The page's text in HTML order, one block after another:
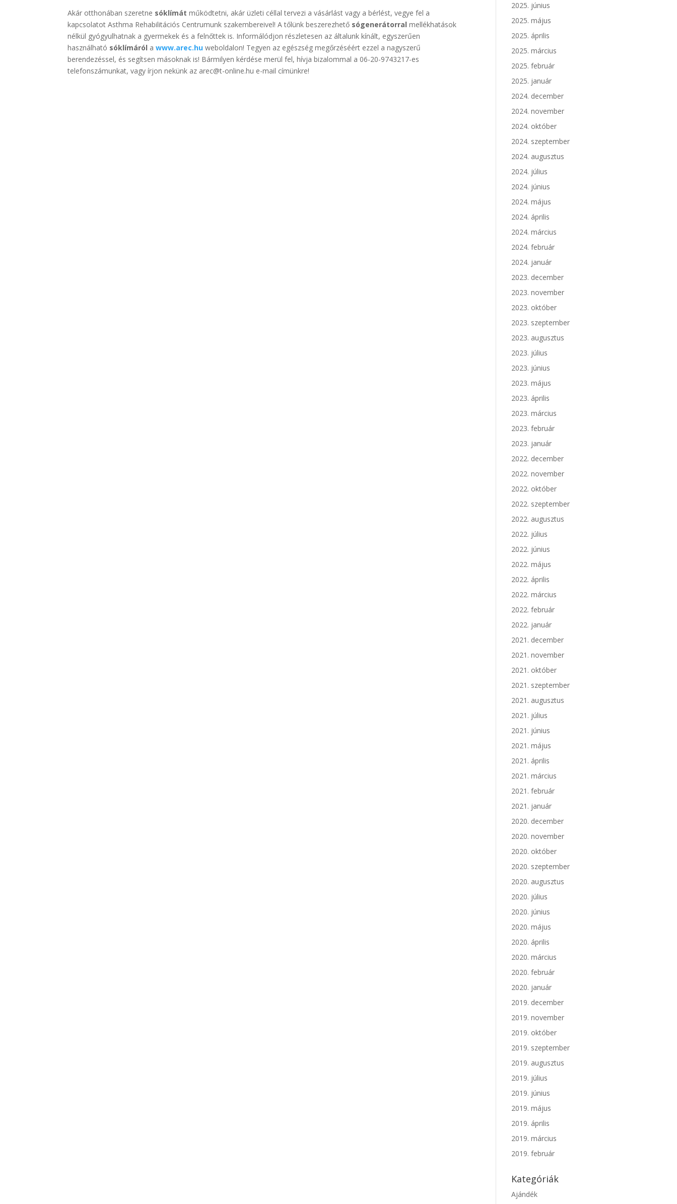
Akár otthonában szeretne sóklímát működtetni, akár üzleti céllal tervezi a vásárlást vagy a bérlést, vegye fel a
kapcsolatot Asthma Rehabilitációs Centrumunk szakembereivel! A tőlünk beszerezhető sógenerátorral mellékhatások
nélkül gyógyulhatnak a gyermekek és a felnőttek is. Informálódjon részletesen az általunk kínált, egyszerűen
használható sóklímáról awww.arec.hu weboldalon! Tegyen az egészség megőrzéséért ezzel a nagyszerű
berendezéssel, és segítsen másoknak is! Bármilyen kérdése merül fel, hívja bizalommal a 06-20-9743217-es
telefonszámunkat, vagy írjon nekünk az arec@t-online.hu e-mail címünkre!
2025. június
2025. május
2025. április
2025. március
2025. február
2025. január
2024. december
2024. november
2024. október
2024. szeptember
2024. augusztus
2024. július
2024. június
2024. május
2024. április
2024. március
2024. február
2024. január
2023. december
2023. november
2023. október
2023. szeptember
2023. augusztus
2023. július
2023. június
2023. május
2023. április
2023. március
2023. február
2023. január
2022. december
2022. november
2022. október
2022. szeptember
2022. augusztus
2022. július
2022. június
2022. május
2022. április
2022. március
2022. február
2022. január
2021. december
2021. november
2021. október
2021. szeptember
2021. augusztus
2021. július
2021. június
2021. május
2021. április
2021. március
2021. február
2021. január
2020. december
2020. november
2020. október
2020. szeptember
2020. augusztus
2020. július
2020. június
2020. május
2020. április
2020. március
2020. február
2020. január
2019. december
2019. november
2019. október
2019. szeptember
2019. augusztus
2019. július
2019. június
2019. május
2019. április
2019. március
2019. február
Kategóriák
Ajándék